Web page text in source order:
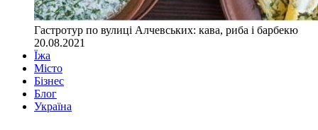
Гастротур по вулиці Алчевських: кава, риба і барбекю
20.08.2021
Їжа
Місто
Бізнес
Блог
Україна